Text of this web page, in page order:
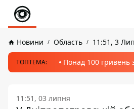
Новини Область 11:51, 3
ТОПТЕМА: Понад 100 гривень
11:51, 03 липня